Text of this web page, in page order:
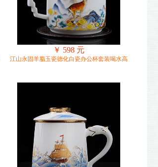
￥ 598 元
江山永固羊脂玉瓷德化白瓷办公杯套装喝水高